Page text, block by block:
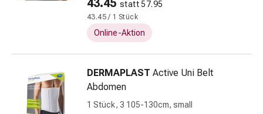
Zugsalbe
Tupfer
Ohrenschmerzen
Ohrenpflege
Augentropfen
43.45 statt 57.95
43.45 / 1 Stück
Online-Aktion
DERMAPLAST Active Uni Belt
Abdomen
1 Stück, 3 105-130cm, small